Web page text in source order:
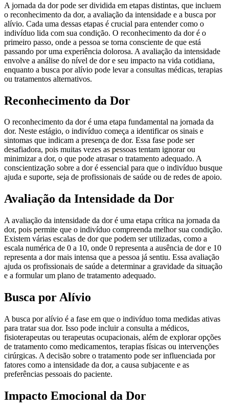
A jornada da dor pode ser dividida em etapas distintas, que incluem
o reconhecimento da dor, a avaliação da intensidade e a busca por
alívio. Cada uma dessas etapas é crucial para entender como o
indivíduo lida com sua condição. O reconhecimento da dor é o
primeiro passo, onde a pessoa se torna consciente de que está
passando por uma experiência dolorosa. A avaliação da intensidade
envolve a análise do nível de dor e seu impacto na vida cotidiana,
enquanto a busca por alívio pode levar a consultas médicas, terapias
ou tratamentos alternativos.
Reconhecimento da Dor
O reconhecimento da dor é uma etapa fundamental na jornada da
dor. Neste estágio, o indivíduo começa a identificar os sinais e
sintomas que indicam a presença de dor. Essa fase pode ser
desafiadora, pois muitas vezes as pessoas tentam ignorar ou
minimizar a dor, o que pode atrasar o tratamento adequado. A
conscientização sobre a dor é essencial para que o indivíduo busque
ajuda e suporte, seja de profissionais de saúde ou de redes de apoio.
Avaliação da Intensidade da Dor
A avaliação da intensidade da dor é uma etapa crítica na jornada da
dor, pois permite que o indivíduo compreenda melhor sua condição.
Existem várias escalas de dor que podem ser utilizadas, como a
escala numérica de 0 a 10, onde 0 representa a ausência de dor e 10
representa a dor mais intensa que a pessoa já sentiu. Essa avaliação
ajuda os profissionais de saúde a determinar a gravidade da situação
e a formular um plano de tratamento adequado.
Busca por Alívio
A busca por alívio é a fase em que o indivíduo toma medidas ativas
para tratar sua dor. Isso pode incluir a consulta a médicos,
fisioterapeutas ou terapeutas ocupacionais, além de explorar opções
de tratamento como medicamentos, terapias físicas ou intervenções
cirúrgicas. A decisão sobre o tratamento pode ser influenciada por
fatores como a intensidade da dor, a causa subjacente e as
preferências pessoais do paciente.
Impacto Emocional da Dor